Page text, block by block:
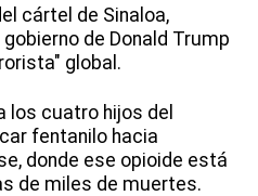
cártel de Sinaloa,
de Donald Trump
global.
los cuatro hijos del
fentanilo hacia
donde ese opioide está
de miles de muertes.